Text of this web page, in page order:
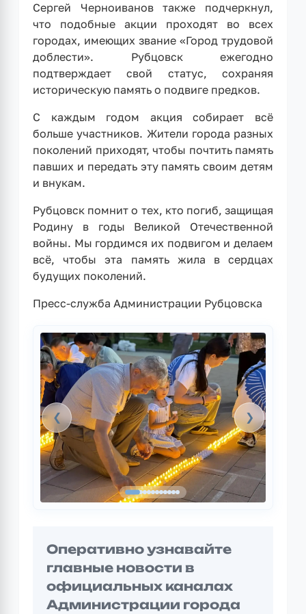
Сергей Черноиванов также подчеркнул,
что подобные акции проходят во всех
городах, имеющих звание «Город трудовой
доблести». Рубцовск ежегодно
подтверждает свой статус, сохраняя
историческую память о подвиге предков.
С каждым годом акция собирает всё
больше участников. Жители города разных
поколений приходят, чтобы почтить память
павших и передать эту память своим детям
и внукам.
Рубцовск помнит о тех, кто погиб, защищая
Родину в годы Великой Отечественной
войны. Мы гордимся их подвигом и делаем
всё, чтобы эта память жила в сердцах
будущих поколений.
Пресс-служба Администрации Рубцовска
❮ ❯
Оперативно узнавайте
главные новости в
официальных каналах
Администрации города